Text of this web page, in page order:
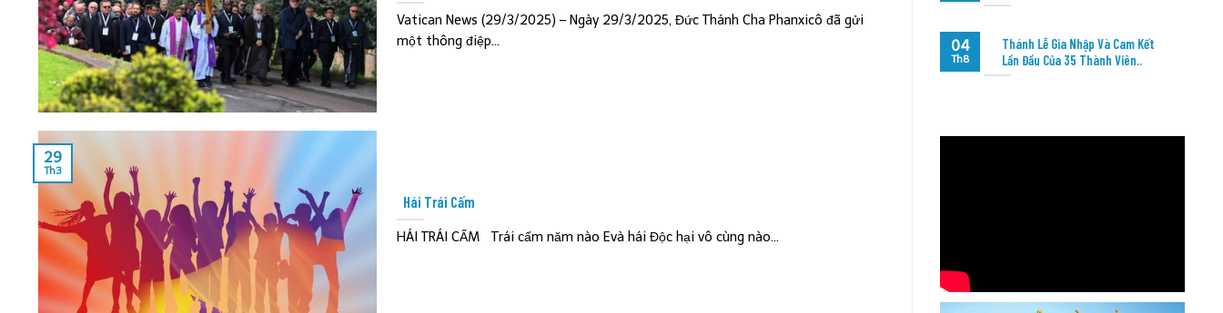
Vatican News (29/3/2025) – Ngày 29/3/2025, Đức Thánh Cha Phanxicô đã gửi
một thông điệp...
Hái Trái Cấm
HÁI TRÁI CẤM Trái cấm năm nào Evà hái Độc hại vô cùng nào...
29
Th3
Thánh Lễ Gia Nhập Và Cam Kết
Lần Đầu Của 35 Thành Viên..
04
Th8